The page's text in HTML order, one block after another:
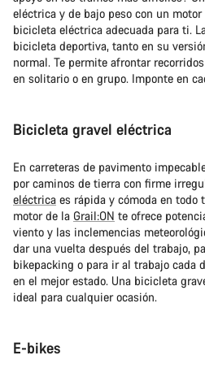
eléctrica y de bajo peso con un
bicicleta eléctrica adecuada para ti.
bicicleta deportiva, tanto en su
normal. Te permite afrontar
en solitario o en grupo. Imponte en
Bicicleta gravel eléctrica
En carreteras de pavimento
por caminos de tierra con firme
eléctrica es rápida y cómoda en
motor de la Grail:ON te ofrece
viento y las inclemencias
dar una vuelta después del trabajo,
bikepacking o para ir al trabajo cada
en el mejor estado. Una bicicleta
ideal para cualquier ocasión.
E-bikes